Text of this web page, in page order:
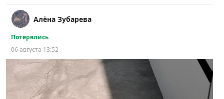
Алёна Зубарева
Потерялись
06 августа 13:52